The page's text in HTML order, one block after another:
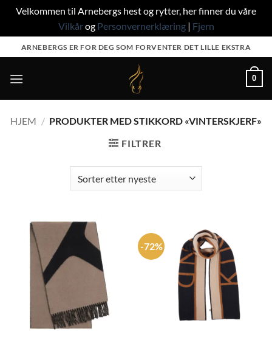
Velkommen til Arnebergs hest og rytter, her finner du våre
Vilkårog Personvernerklæring| Fjern
to
content
ARNEBERGS ER FOR DEG SOM FORVENTER DET LILLE EKSTRA
0
HJEM / PRODUKTER MED STIKKORD «VINTERSKJERF»
FILTRER
-72%